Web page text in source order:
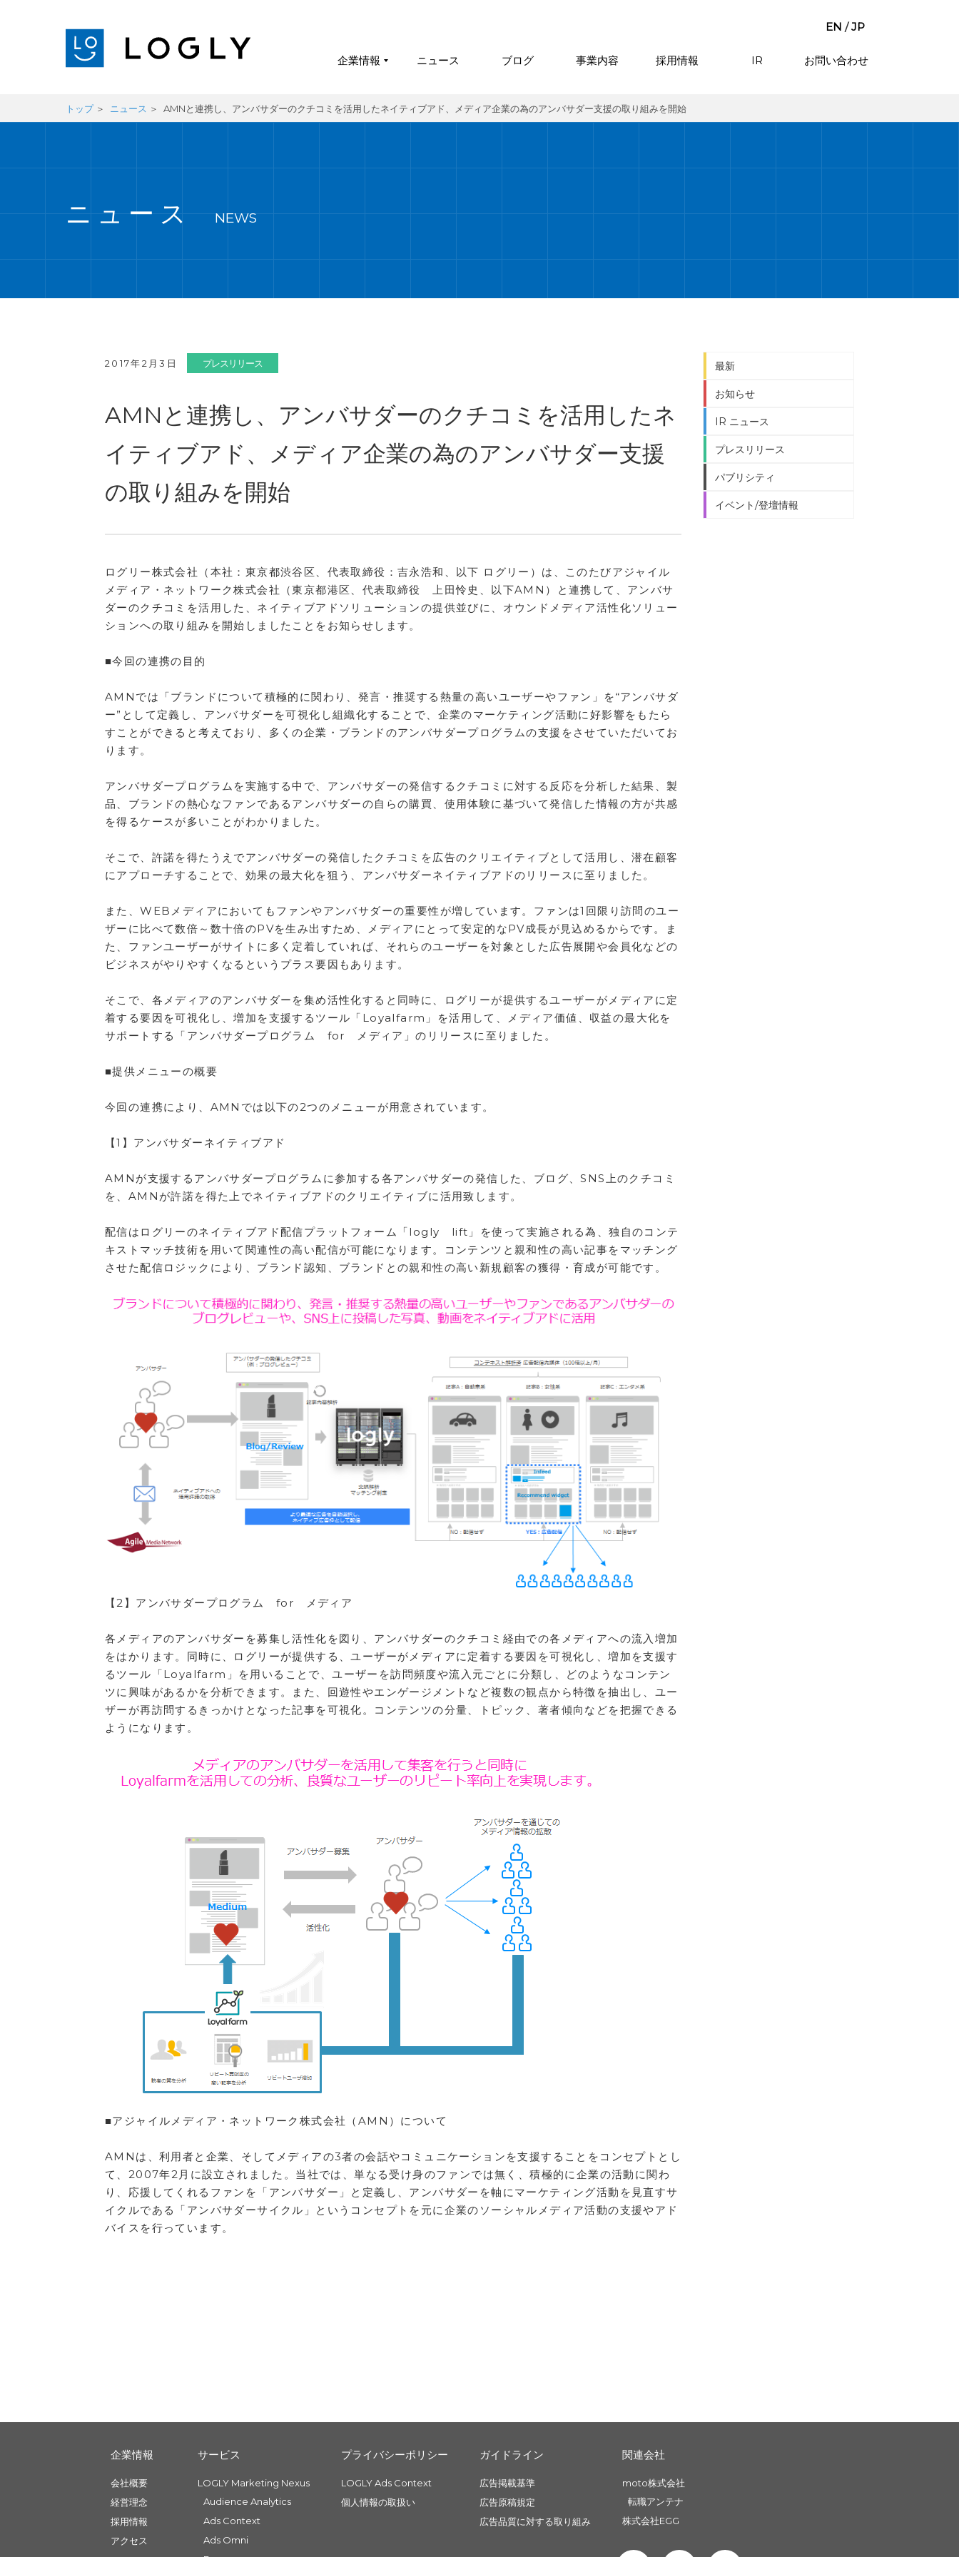
EN /JP
企業情報 ニュース ブログ 事業内容 採用情報 IR お問い合わせ
トップ ニュース AMNと連携し、アンバサダーのクチコミを活用したネイティブアド、メディア企業の為のアンバサダー支援の取り組みを開始
ニュース NEWS
2017年2月3日 プレスリリース
AMNと連携し、アンバサダーのクチコミを活用したネ
イティブアド、メディア企業の為のアンバサダー支援
の取り組みを開始
ログリー株式会社（本社：東京都渋谷区、代表取締役：吉永浩和、以下 ログリー）は、このたびアジャイル
メディア・ネットワーク株式会社（東京都港区、代表取締役 上田怜史、以下AMN）と連携して、アンバサ
ダーのクチコミを活用した、ネイティブアドソリューションの提供並びに、オウンドメディア活性化ソリュー
ションへの取り組みを開始しましたことをお知らせします。
■今回の連携の目的
AMNでは「ブランドについて積極的に関わり、発言・推奨する熱量の高いユーザーやファン」を“アンバサダ
ー”として定義し、アンバサダーを可視化し組織化することで、企業のマーケティング活動に好影響をもたら
すことができると考えており、多くの企業・ブランドのアンバサダープログラムの支援をさせていただいてお
ります。
アンバサダープログラムを実施する中で、アンバサダーの発信するクチコミに対する反応を分析した結果、製
品、ブランドの熱心なファンであるアンバサダーの自らの購買、使用体験に基づいて発信した情報の方が共感
を得るケースが多いことがわかりました。
そこで、許諾を得たうえでアンバサダーの発信したクチコミを広告のクリエイティブとして活用し、潜在顧客
にアプローチすることで、効果の最大化を狙う、アンバサダーネイティブアドのリリースに至りました。
また、WEBメディアにおいてもファンやアンバサダーの重要性が増しています。ファンは1回限り訪問のユー
ザーに比べて数倍～数十倍のPVを生み出すため、メディアにとって安定的なPV成長が見込めるからです。ま
た、ファンユーザーがサイトに多く定着していれば、それらのユーザーを対象とした広告展開や会員化などの
ビジネスがやりやすくなるというプラス要因もあります。
そこで、各メディアのアンバサダーを集め活性化すると同時に、ログリーが提供するユーザーがメディアに定
着する要因を可視化し、増加を支援するツール「Loyalfarm」を活用して、メディア価値、収益の最大化を
サポートする「アンバサダープログラム for メディア」のリリースに至りました。
■提供メニューの概要
今回の連携により、AMNでは以下の2つのメニューが用意されています。
【1】アンバサダーネイティブアド
AMNが支援するアンバサダープログラムに参加する各アンバサダーの発信した、ブログ、SNS上のクチコミ
を、AMNが許諾を得た上でネイティブアドのクリエイティブに活用致します。
配信はログリーのネイティブアド配信プラットフォーム「logly lift」を使って実施される為、独自のコンテ
キストマッチ技術を用いて関連性の高い配信が可能になります。コンテンツと親和性の高い記事をマッチング
させた配信ロジックにより、ブランド認知、ブランドとの親和性の高い新規顧客の獲得・育成が可能です。
【2】アンバサダープログラム for メディア
各メディアのアンバサダーを募集し活性化を図り、アンバサダーのクチコミ経由での各メディアへの流入増加
をはかります。同時に、ログリーが提供する、ユーザーがメディアに定着する要因を可視化し、増加を支援す
るツール「Loyalfarm」を用いることで、ユーザーを訪問頻度や流入元ごとに分類し、どのようなコンテン
ツに興味があるかを分析できます。また、回遊性やエンゲージメントなど複数の観点から特徴を抽出し、ユー
ザーが再訪問するきっかけとなった記事を可視化。コンテンツの分量、トピック、著者傾向などを把握できる
ようになります。
■アジャイルメディア・ネットワーク株式会社（AMN）について
AMNは、利用者と企業、そしてメディアの3者の会話やコミュニケーションを支援することをコンセプトとし
て、2007年2月に設立されました。当社では、単なる受け身のファンでは無く、積極的に企業の活動に関わ
り、応援してくれるファンを「アンバサダー」と定義し、アンバサダーを軸にマーケティング活動を見直すサ
イクルである「アンバサダーサイクル」というコンセプトを元に企業のソーシャルメディア活動の支援やアド
バイスを行っています。
最新
お知らせ
IR ニュース
プレスリリース
パブリシティ
イベント/登壇情報
企業情報
会社概要
経営理念
採用情報
アクセス
サービス
LOGLY Marketing Nexus
Audience Analytics
Ads Context
Ads Omni
プライバシーポリシー
LOGLY Ads Context
個人情報の取扱い
ガイドライン
広告掲載基準
広告原稿規定
広告品質に対する取り組み
関連会社
moto株式会社
転職アンテナ
株式会社EGG